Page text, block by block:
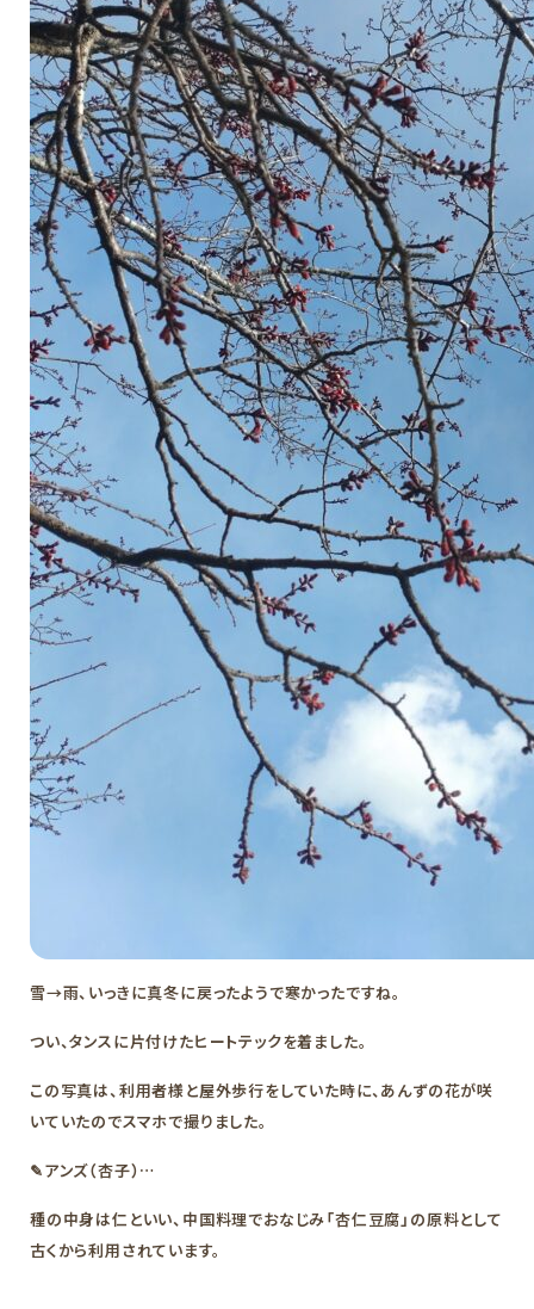
雪→雨、いっきに真冬に戻ったようで寒かったですね。
つい、タンスに片付けたヒートテックを着ました。
この写真は、利用者様と屋外歩行をしていた時に、あんずの花が咲
いていたのでスマホで撮りました。
✎アンズ（杏子）…
種の中身は仁といい、中国料理でおなじみ「杏仁豆腐」の原料として
古くから利用されています。